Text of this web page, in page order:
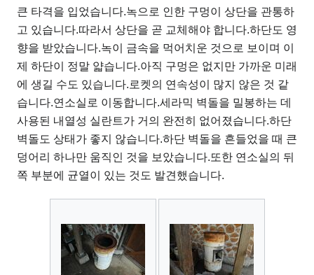
큰 타격을 입었습니다.녹으로 인한 구멍이 상단을 관통하
고 있습니다.따라서 상단을 곧 교체해야 합니다.하단도 영
향을 받았습니다.녹이 금속을 먹어치운 것으로 보이며 이
제 하단이 정말 얇습니다.아직 구멍은 없지만 가까운 미래
에 생길 수도 있습니다.로켓의 연속성이 많지 않은 것 같
습니다.연소실로 이동합니다.세라믹 벽돌을 밀봉하는 데
사용된 내열성 실란트가 거의 완전히 없어졌습니다.하단
벽돌도 상태가 좋지 않습니다.하단 벽돌을 흔들었을 때 큰
덩어리 하나만 움직인 것을 보았습니다.또한 연소실의 뒤
쪽 부분에 균열이 있는 것도 발견했습니다.